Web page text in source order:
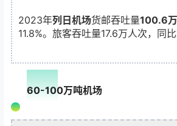
2023年列日机场货邮吞吐量100.6
11.8%。旅客吞吐量17.6万人次，同比
03
60-100万吨机场